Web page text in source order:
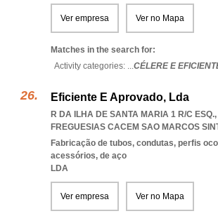
Ver empresa Ver no Mapa
Matches in the search for:
Activity categories: ...CÉLERE E
Eficiente E Aprovado, Lda
R DA ILHA DE SANTA MARIA 1 R/C
FREGUESIAS CACEM SAO MARCOS
Fabricação de tubos, condutas, perfis
acessórios, de aço
LDA
Ver empresa Ver no Mapa